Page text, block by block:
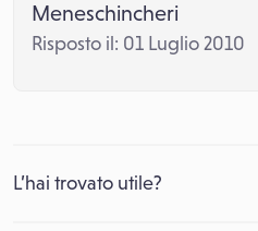
Meneschincheri
Risposto il: 01 Luglio 2010
L’hai trovato utile?